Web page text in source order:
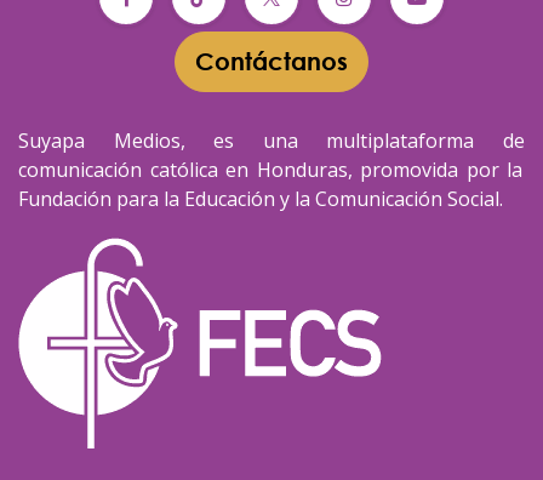
Contáctanos​​
Suyapa Medios, es una multiplataforma de
comunicación católica en Honduras, promovida por la
Fundación para la Educación y la Comunicación Social.